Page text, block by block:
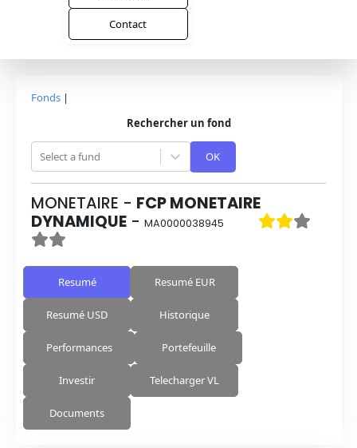
Contact
Fonds |
Rechercher un fond
Select a fund OK
MONETAIRE - FCP MONETAIRE
DYNAMIQUE - MA0000038945
Resumé Resumé EUR
Resumé USD Historique
Performances Portefeuille
Investir Telecharger VL
Documents